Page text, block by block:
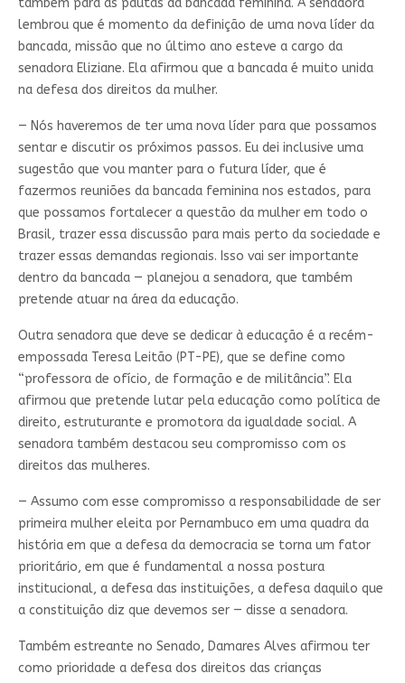
também para as pautas da bancada feminina. A senadora
lembrou que é momento da definição de uma nova líder da
bancada, missão que no último ano esteve a cargo da
senadora Eliziane. Ela afirmou que a bancada é muito unida
na defesa dos direitos da mulher.
— Nós haveremos de ter uma nova líder para que possamos
sentar e discutir os próximos passos. Eu dei inclusive uma
sugestão que vou manter para o futura líder, que é
fazermos reuniões da bancada feminina nos estados, para
que possamos fortalecer a questão da mulher em todo o
Brasil, trazer essa discussão para mais perto da sociedade e
trazer essas demandas regionais. Isso vai ser importante
dentro da bancada — planejou a senadora, que também
pretende atuar na área da educação.
Outra senadora que deve se dedicar à educação é a recém-
empossada Teresa Leitão (PT-PE), que se define como
“professora de ofício, de formação e de militância”. Ela
afirmou que pretende lutar pela educação como política de
direito, estruturante e promotora da igualdade social. A
senadora também destacou seu compromisso com os
direitos das mulheres.
— Assumo com esse compromisso a responsabilidade de ser
primeira mulher eleita por Pernambuco em uma quadra da
história em que a defesa da democracia se torna um fator
prioritário, em que é fundamental a nossa postura
institucional, a defesa das instituições, a defesa daquilo que
a constituição diz que devemos ser — disse a senadora.
Também estreante no Senado, Damares Alves afirmou ter
como prioridade a defesa dos direitos das crianças